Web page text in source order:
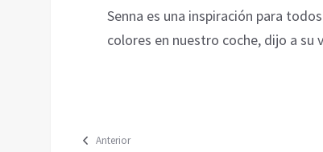
Senna es una inspiración para
colores en nuestro coche, dijo a su
Anterior